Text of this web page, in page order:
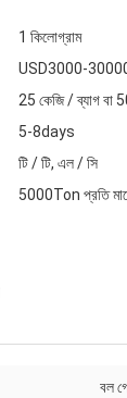
1 কিলোগ্রাম
USD3000-
25 কেজি / ব্যাগ বা
5-8days
টি / টি, এল / সি
5000Ton প্রতি
বল